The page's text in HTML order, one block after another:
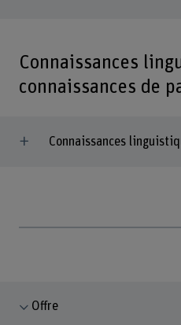
Connaissances
connaissances de
Connaissances
Offre